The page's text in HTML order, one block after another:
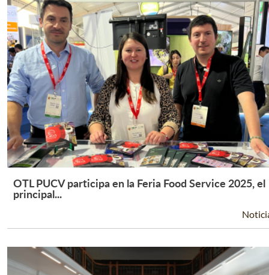
Leer Más +
OTL PUCV participa en la Feria Food Service 2025, el
principal...